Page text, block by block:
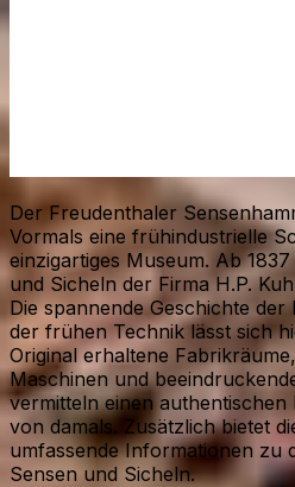
Der Freudenthaler
Vormals eine frühindustrielle
einzigartiges Museum. Ab
und Sicheln der Firma H.P.
Die spannende Geschichte
der frühen Technik lässt sich
Original erhaltene
Maschinen und
vermitteln einen
von damals. Zusätzlich bietet
umfassende Informationen zu
Sensen und Sicheln.